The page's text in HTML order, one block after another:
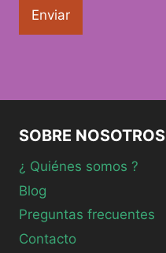
Enviar
SOBRE NOSOTROS
¿ Quiénes somos ?
Blog
Preguntas frecuentes
Contacto